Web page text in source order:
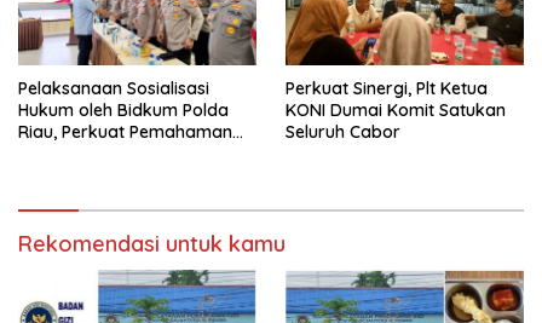
Pelaksanaan Sosialisasi
Hukum oleh Bidkum Polda
Riau, Perkuat Pemahaman
Perkuat Sinergi, Plt Ketua
KONI Dumai Komit Satukan
Seluruh Cabor
Rekomendasi untuk kamu